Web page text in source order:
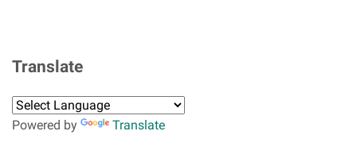
Translate
Powered by Translate